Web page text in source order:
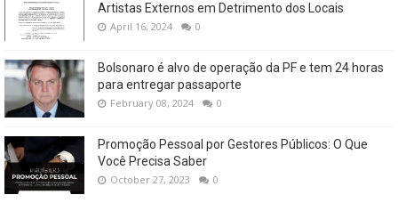
Artistas Externos em Detrimento dos Locais
April 16, 2024 0
Bolsonaro é alvo de operação da PF e tem 24 horas
para entregar passaporte
February 08, 2024 0
Promoção Pessoal por Gestores Públicos: O Que
Você Precisa Saber
October 27, 2023 0